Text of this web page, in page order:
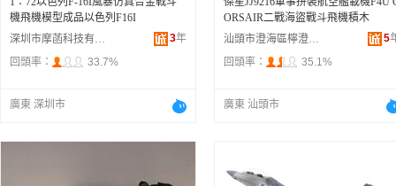
機飛機模型成品以色列F16I
深圳市摩菡科技有限公司
3年
回頭率：
33.7%
廣東 深圳市
ORSAIR二戰海盜戰斗飛機積木
汕頭市澄海區檸澄玩具商行
5
回頭率：
35.1%
廣東 汕頭市